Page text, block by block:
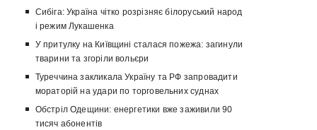
Сибіга: Україна чітко розрізняє білоруський народ
і режим Лукашенка
У притулку на Київщині сталася пожежа: загинули
тварини та згоріли вольєри
Туреччина закликала Україну та РФ запровадити
мораторій на удари по торговельних суднах
Обстріл Одещини: енергетики вже заживили 90
тисяч абонентів